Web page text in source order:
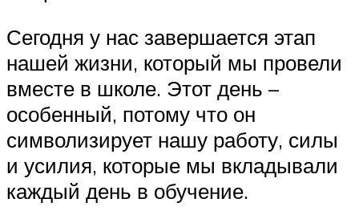
Сегодня у нас завершается этап
нашей жизни, который мы провели
вместе в школе. Этот день –
особенный, потому что он
символизирует нашу работу, силы
и усилия, которые мы вкладывали
каждый день в обучение.